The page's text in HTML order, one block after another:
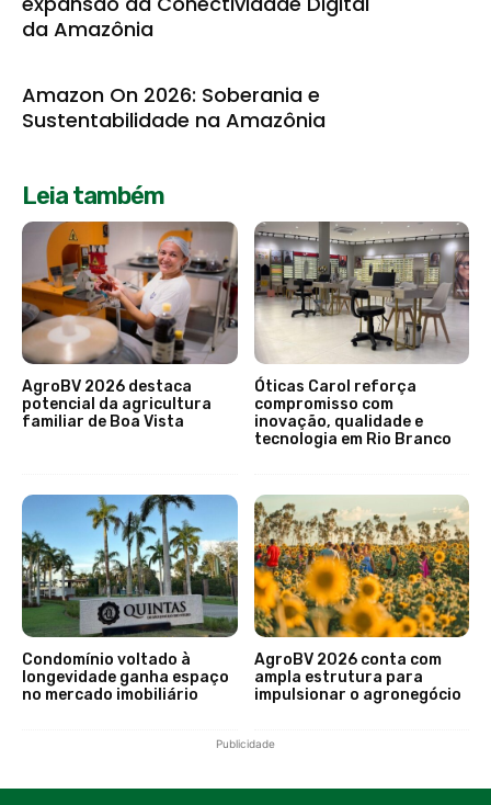
da Amazônia
Amazon On 2026: Soberania e
Sustentabilidade na Amazônia
Leia também
AgroBV 2026 destaca
potencial da agricultura
familiar de Boa Vista
Óticas Carol reforça
compromisso com
inovação, qualidade e
tecnologia em Rio Branco
Condomínio voltado à
longevidade ganha espaço
no mercado imobiliário
AgroBV 2026 conta com
ampla estrutura para
impulsionar o agronegócio
Publicidade